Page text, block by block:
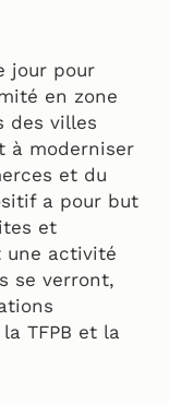
jour pour
en zone
des villes
à moderniser
et du
a pour but
et
une activité
se verront,
TFPB et la